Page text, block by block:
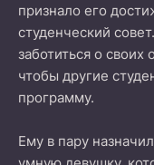
признало его
студенческий
заботиться о своих
чтобы другие
программу.
Ему в пару